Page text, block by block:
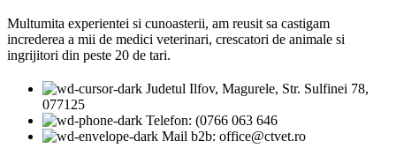
Multumita experientei si cunoasterii, am reusit sa castigam
increderea a mii de medici veterinari, crescatori de animale si
ingrijitori din peste 20 de tari.
Judetul Ilfov, Magurele, Str. Sulfinei 78,
077125
Telefon: (0766 063 646
Mail b2b: office@ctvet.ro